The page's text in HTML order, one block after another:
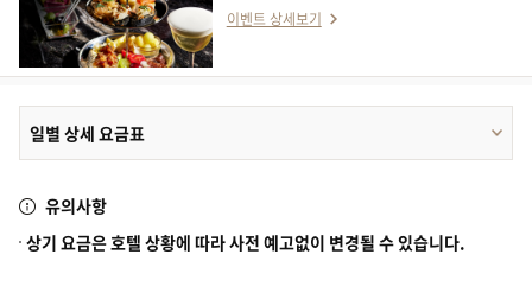
이벤트 상세보기
일별 상세 요금표
유의사항
상기 요금은 호텔 상황에 따라 사전 예고없이 변경될 수 있습니다.